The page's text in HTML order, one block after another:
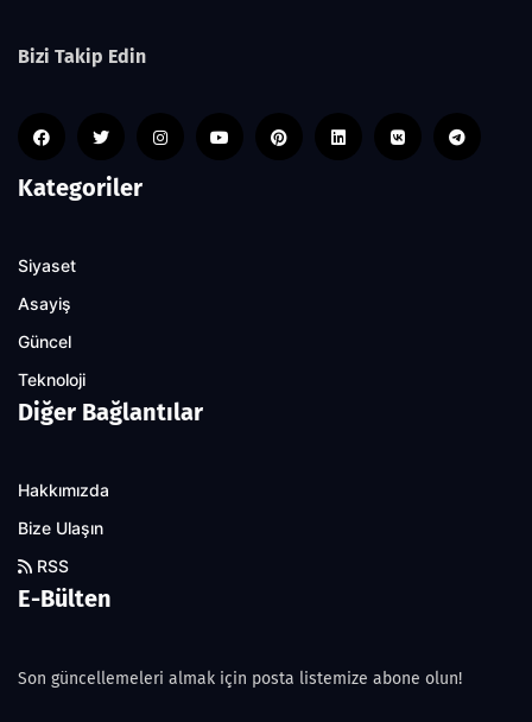
Bizi Takip Edin
Kategoriler
Siyaset
Asayiş
Güncel
Teknoloji
Diğer Bağlantılar
Hakkımızda
Bize Ulaşın
RSS
E-Bülten
Son güncellemeleri almak için posta listemize abone olun!